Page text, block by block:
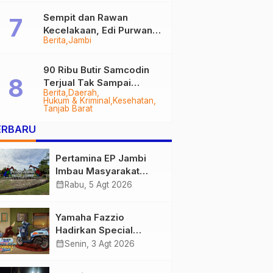
Berita Jambi
Sempit dan Rawan
Kecelakaan, Edi Purwanto
Targetkan Jalan Lintas
2028
Berita Daerah
Hukum & Kriminal
Kesehatan
Tanjab Barat
90 Ribu Butir Samcodin
Terjual Tak Sampai
Setahun, Indra Safari
Desak Audit Menyeluruh
Pertamina EP Jambi
Imbau Masyarakat
Tidak Beraktivitas di
Bersama
calendar_month Rabu, 5 Agt 2026
Yamaha Fazzio
Hadirkan Special
Edition Sunset Blue,
calendar_monthSenin, 3 Agt 2026